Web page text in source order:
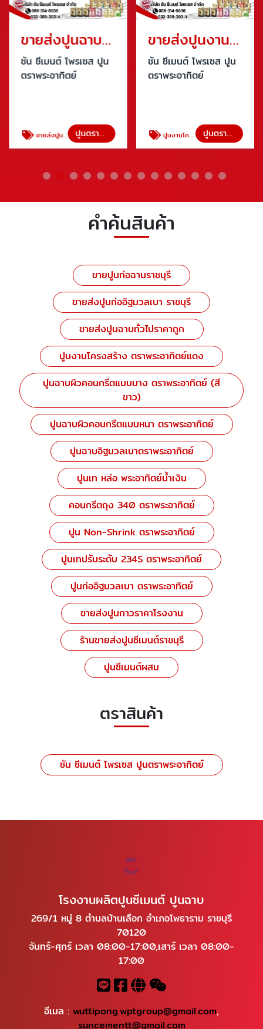
ขายส่งปูนฉาบทั่วไปราคาถูก
ซัน ซีเมนต์ โพรเซส ปูน
ตราพระอาทิตย์
ขายส่งปูนฉาบทั่วไปราคาถูก ปูนตราพระอาทิตย์
ขายส่งปูนงานโครงสร้าง ราคาโรงงาน
ซัน ซีเมนต์ โพรเซส ปูน
ตราพระอาทิตย์
ปูนงานโครงสร้าง ตราพระอาทิตย์แดง ปูนตราพระอาทิตย์
คำค้นสินค้า
ขายปูนก่อฉาบราชบุรี
ขายส่งปูนก่ออิฐมวลเบา ราชบุรี
ขายส่งปูนฉาบทั่วไปราคาถูก
ปูนงานโครงสร้าง ตราพระอาทิตย์แดง
ปูนฉาบผิวคอนกรีตแบบบาง ตราพระอาทิตย์ (สี
ขาว)
ปูนฉาบผิวคอนกรีตแบบหนา ตราพระอาทิตย์
ปูนฉาบอิฐมวลเบาตราพระอาทิตย์
ปูนเท หล่อ พระอาทิตย์น้ำเงิน
คอนกรีตถุง 340 ตราพระอาทิตย์
ปูน Non-Shrink ตราพระอาทิตย์
ปูนเทปรับระดับ 234S ตราพระอาทิตย์
ปูนก่ออิฐมวลเบา ตราพระอาทิตย์
ขายส่งปูนกาวราคาโรงงาน
ร้านขายส่งปูนซีเมนต์ราชบุรี
ปูนซีเมนต์ผสม
ตราสินค้า
ซัน ซีเมนต์ โพรเซส ปูนตราพระอาทิตย์
โรงงานผลิตปูนซีเมนต์ ปูนฉาบ
269/1 หมู่ 8 ตำบลบ้านเลือก อำเภอโพธาราม ราชบุรี
70120
จันทร์-ศุกร์ เวลา 08:00-17:00,เสาร์ เวลา 08:00-
17:00
อีเมล : wuttipong.wptgroup@gmail.com,
suncementt@gmail.com